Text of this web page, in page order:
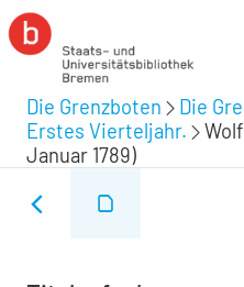
Die Grenzboten Die
Erstes Vierteljahr.
Januar 1789)